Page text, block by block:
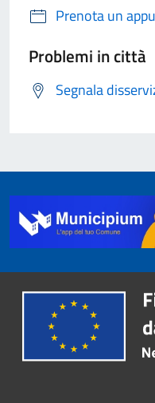
Prenota un
Problemi in città
Segnala